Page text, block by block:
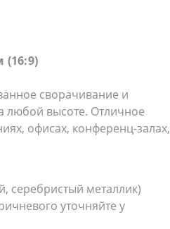
(16:9)
сворачивание и
любой высоте. Отличное
офисах, конференц-залах,
серебристый металлик)
уточняйте у